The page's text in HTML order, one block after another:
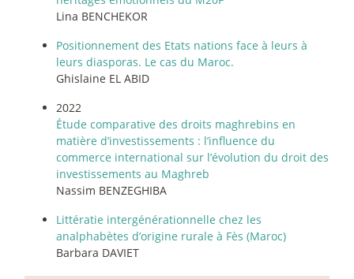
Lina BENCHEKOR
Positionnement des Etats nations face à leurs à
leurs diasporas. Le cas du Maroc.
Ghislaine EL ABID
2022
Étude comparative des droits maghrebins en
matière d’investissements : l’influence du
commerce international sur l’évolution du droit des
investissements au Maghreb
Nassim BENZEGHIBA
Littératie intergénérationnelle chez les
analphabètes d’origine rurale à Fès (Maroc)
Barbara DAVIET